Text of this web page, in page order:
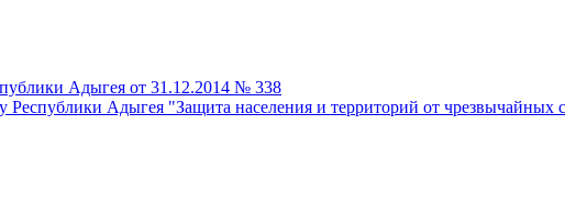
Адыгея от 31.12.2014 № 338
Адыгея "Защита населения и территорий от чрезвычайных